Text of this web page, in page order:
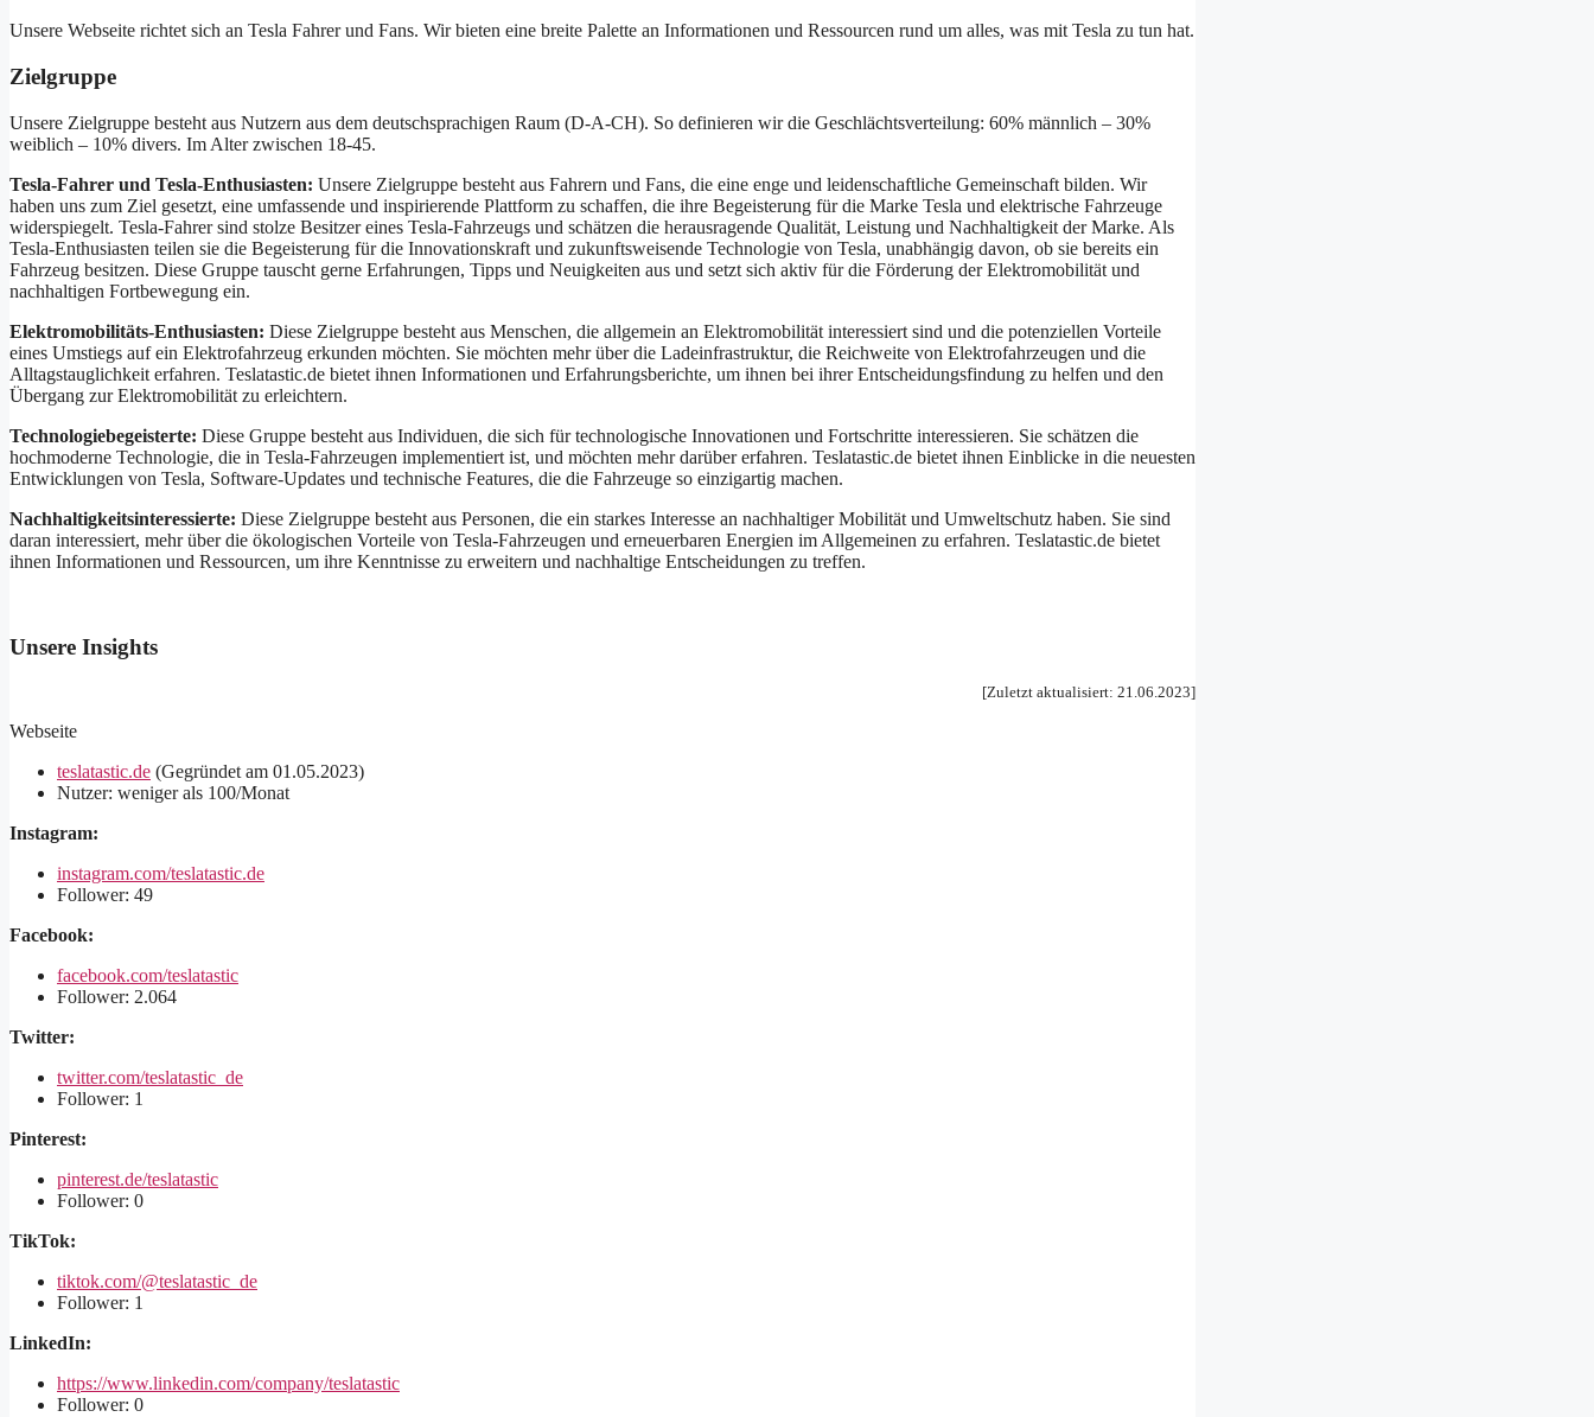
Unsere Webseite richtet sich an Tesla Fahrer und Fans. Wir bieten eine breite Palette an Informationen und Ressourcen rund um alles, was mit Tesla zu tun hat.
Zielgruppe
Unsere Zielgruppe besteht aus Nutzern aus dem deutschsprachigen Raum (D-A-CH). So definieren wir die Geschlächtsverteilung: 60% männlich – 30%
weiblich – 10% divers. Im Alter zwischen 18-45.
Tesla-Fahrer und Tesla-Enthusiasten: Unsere Zielgruppe besteht aus Fahrern und Fans, die eine enge und leidenschaftliche Gemeinschaft bilden. Wir
haben uns zum Ziel gesetzt, eine umfassende und inspirierende Plattform zu schaffen, die ihre Begeisterung für die Marke Tesla und elektrische Fahrzeuge
widerspiegelt. Tesla-Fahrer sind stolze Besitzer eines Tesla-Fahrzeugs und schätzen die herausragende Qualität, Leistung und Nachhaltigkeit der Marke. Als
Tesla-Enthusiasten teilen sie die Begeisterung für die Innovationskraft und zukunftsweisende Technologie von Tesla, unabhängig davon, ob sie bereits ein
Fahrzeug besitzen. Diese Gruppe tauscht gerne Erfahrungen, Tipps und Neuigkeiten aus und setzt sich aktiv für die Förderung der Elektromobilität und
nachhaltigen Fortbewegung ein.
Elektromobilitäts-Enthusiasten: Diese Zielgruppe besteht aus Menschen, die allgemein an Elektromobilität interessiert sind und die potenziellen Vorteile
eines Umstiegs auf ein Elektrofahrzeug erkunden möchten. Sie möchten mehr über die Ladeinfrastruktur, die Reichweite von Elektrofahrzeugen und die
Alltagstauglichkeit erfahren. Teslatastic.de bietet ihnen Informationen und Erfahrungsberichte, um ihnen bei ihrer Entscheidungsfindung zu helfen und den
Übergang zur Elektromobilität zu erleichtern.
Technologiebegeisterte: Diese Gruppe besteht aus Individuen, die sich für technologische Innovationen und Fortschritte interessieren. Sie schätzen die
hochmoderne Technologie, die in Tesla-Fahrzeugen implementiert ist, und möchten mehr darüber erfahren. Teslatastic.de bietet ihnen Einblicke in die neuesten
Entwicklungen von Tesla, Software-Updates und technische Features, die die Fahrzeuge so einzigartig machen.
Nachhaltigkeitsinteressierte: Diese Zielgruppe besteht aus Personen, die ein starkes Interesse an nachhaltiger Mobilität und Umweltschutz haben. Sie sind
daran interessiert, mehr über die ökologischen Vorteile von Tesla-Fahrzeugen und erneuerbaren Energien im Allgemeinen zu erfahren. Teslatastic.de bietet
ihnen Informationen und Ressourcen, um ihre Kenntnisse zu erweitern und nachhaltige Entscheidungen zu treffen.
Unsere Insights
[Zuletzt aktualisiert: 21.06.2023]
Webseite
teslatastic.de (Gegründet am 01.05.2023)
Nutzer: weniger als 100/Monat
Instagram:
instagram.com/teslatastic.de
Follower: 49
Facebook:
facebook.com/teslatastic
Follower: 2.064
Twitter:
twitter.com/teslatastic_de
Follower: 1
Pinterest:
pinterest.de/teslatastic
Follower: 0
TikTok:
tiktok.com/@teslatastic_de
Follower: 1
LinkedIn:
https://www.linkedin.com/company/teslatastic
Follower: 0